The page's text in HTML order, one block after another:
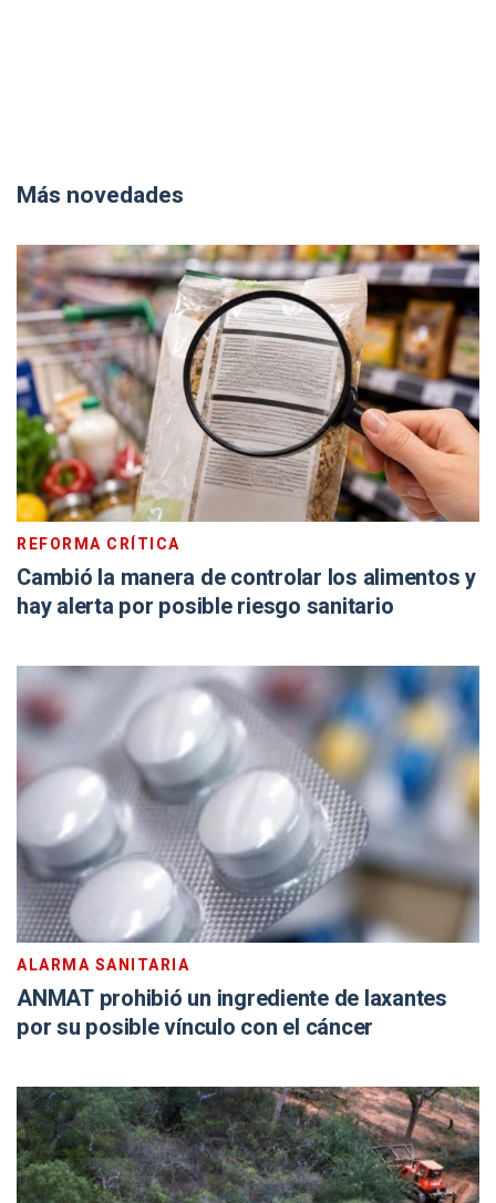
Más novedades
REFORMA CRÍTICA
Cambió la manera de controlar los alimentos y
hay alerta por posible riesgo sanitario
ALARMA SANITARIA
ANMAT prohibió un ingrediente de laxantes
por su posible vínculo con el cáncer